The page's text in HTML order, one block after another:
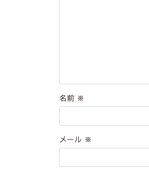
名前 ※
メール ※